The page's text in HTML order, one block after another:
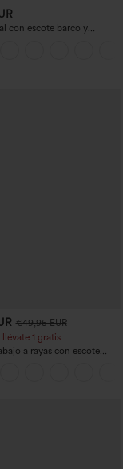
con escote barco y
€49,95 EUR
1 gratis
a rayas con escote
lazo lateral, tacto
bolsillos - Edición Easy